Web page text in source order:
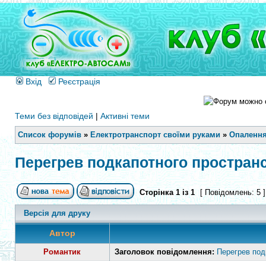
Вхід Реєстрація
Теми без відповідей | Активні теми
Список форумів » Електротранспорт своїми руками »
Перегрев подкапотного
Сторінка 1із1 [ Повідомлень: 5
Версія для друку
Автор
Романтик Заголовок повідомлення: Перегрев